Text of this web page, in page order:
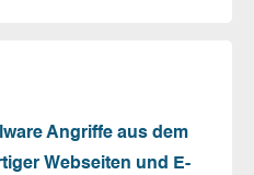
Angriffe aus dem
Webseiten und E-